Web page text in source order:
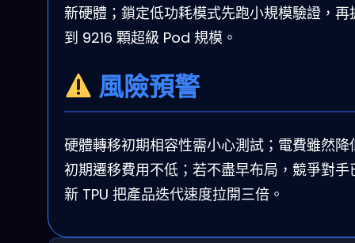
新硬體；鎖定低功耗模式先跑小規模驗證，再
到 9216 顆超級 Pod 規模。
風險預警
硬體轉移初期相容性需小心測試；電費雖然降
初期遷移費用不低；若不盡早布局，競爭對手
新 TPU 把產品迭代速度拉開三倍。